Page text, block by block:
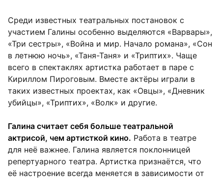
Среди известных театральных постановок с
участием Галины особенно выделяются «Варвары»,
«Три сестры», «Война и мир. Начало романа», «Сон
в летнюю ночь», «Таня-Таня» и «Триптих». Чаще
всего в спектаклях артистка работает в паре с
Кириллом Пироговым. Вместе актёры играли в
таких известных проектах, как «Овцы», «Дневник
убийцы», «Триптих», «Волк» и другие.
Галина считает себя больше театральной
актрисой, чем артисткой кино. Работа в театре
для неё важнее. Галина является поклонницей
репертуарного театра. Артистка признаётся, что
её настроение всегда меняется в зависимости от